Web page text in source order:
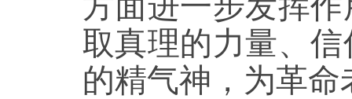
取真理的力量、
的精气神，为革